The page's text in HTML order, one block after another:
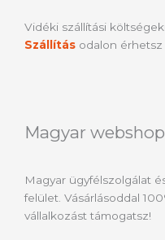
Vidéki szállítási
Szállítás odalon érhetsz
Magyar webshop
Magyar ügyfélszolgálat
felület. Vásárlásoddal
vállalkozást támogatsz!